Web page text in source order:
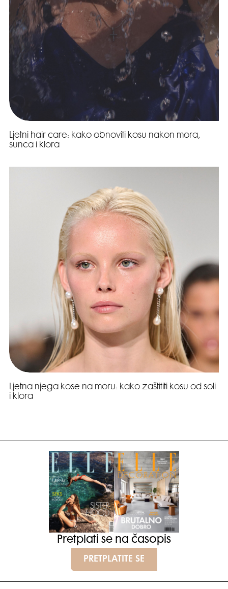
Ljetni hair care: kako obnoviti kosu nakon mora,
sunca i klora
Ljetna njega kose na moru: kako zaštititi kosu od soli
i klora
Pretplati se na časopis
PRETPLATITE SE